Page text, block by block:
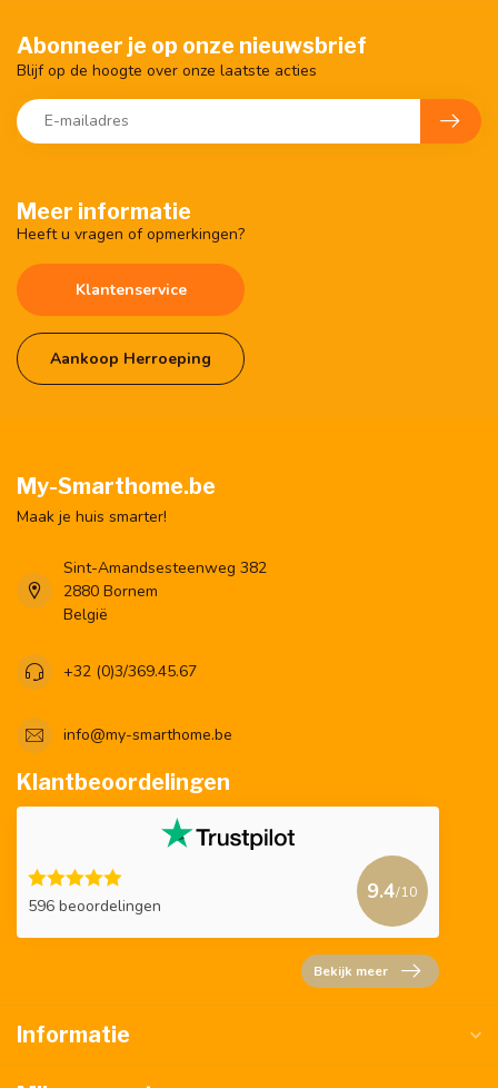
Meer informatie
Heeft u vragen of opmerkingen?
Klantenservice
Aankoop Herroeping
Abonneer je op onze nieuwsbrief
Blijf op de hoogte over onze laatste acties
My-Smarthome.be
Maak je huis smarter!
Sint-Amandsesteenweg 382
2880 Bornem
België
+32 (0)3/369.45.67
info@my-smarthome.be
Klantbeoordelingen
596 beoordelingen
9.4/10
Bekijk meer
Informatie